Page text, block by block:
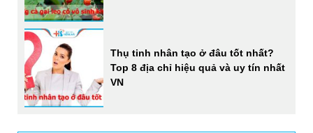
Thụ tinh nhân tạo ở đâu tốt nhất?
Top 8 địa chỉ hiệu quả và uy tín nhất
VN